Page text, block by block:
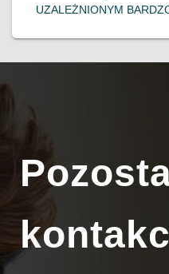
UZALEŻNIONYM
OCZYWISTA – SKORO